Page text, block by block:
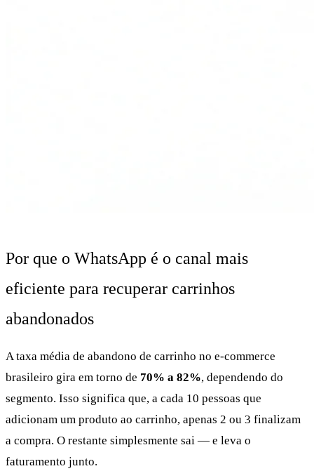
Por que o WhatsApp é o canal mais
eficiente para recuperar carrinhos
abandonados
A taxa média de abandono de carrinho no e-commerce
brasileiro gira em torno de 70% a 82%, dependendo do
segmento. Isso significa que, a cada 10 pessoas que
adicionam um produto ao carrinho, apenas 2 ou 3 finalizam
a compra. O restante simplesmente sai — e leva o
faturamento junto.